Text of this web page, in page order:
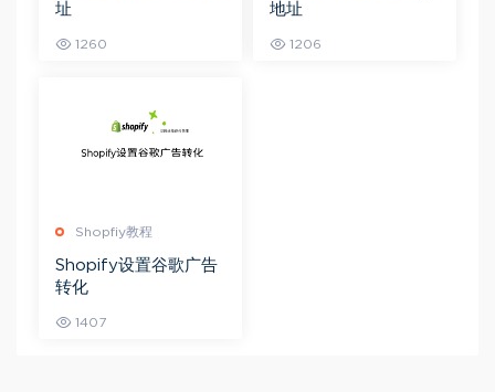
址
1260
地址
1206
Shopfiy教程
Shopify设置谷歌广告
转化
1407